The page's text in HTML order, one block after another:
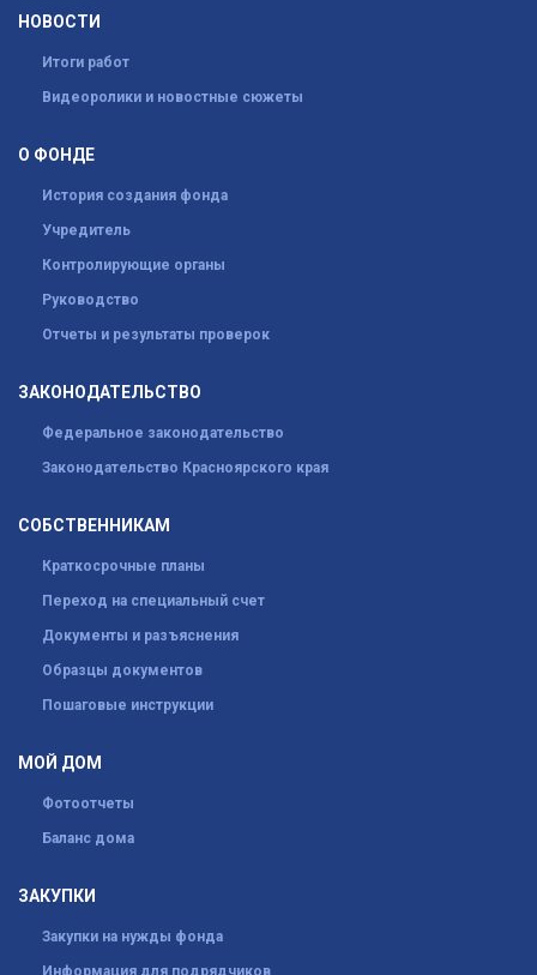
НОВОСТИ
Итоги работ
Видеоролики и новостные сюжеты
О ФОНДЕ
История создания фонда
Учредитель
Контролирующие органы
Руководство
Отчеты и результаты проверок
ЗАКОНОДАТЕЛЬСТВО
Федеральное законодательство
Законодательство Красноярского края
СОБСТВЕННИКАМ
Краткосрочные планы
Переход на специальный счет
Документы и разъяснения
Образцы документов
Пошаговые инструкции
МОЙ ДОМ
Фотоотчеты
Баланс дома
ЗАКУПКИ
Закупки на нужды фонда
Информация для подрядчиков